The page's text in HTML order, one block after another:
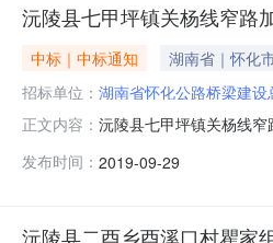
沅陵县七甲坪镇关杨线窄路
中标｜中标通知
湖南省｜怀化
招标单位： 湖南省怀化公路桥梁建设
正文内容： 沅陵县七甲坪镇关杨线
方式：（）公告邀请（
发布时间： 2019-09-29
沅陵县二酉乡酉溪口村瞿家